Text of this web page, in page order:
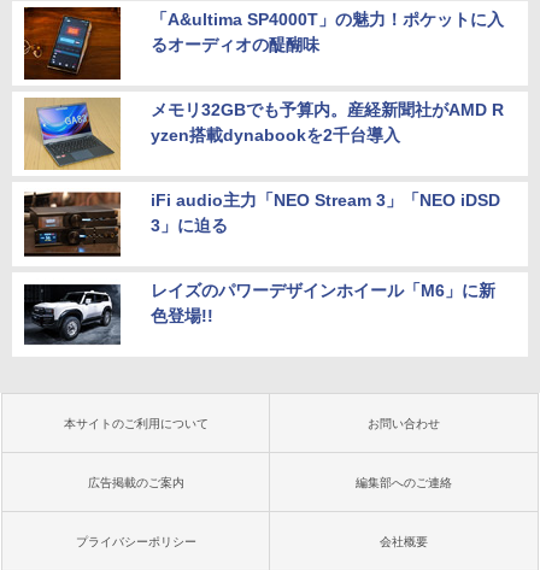
「A&ultima SP4000T」の魅力！ポケットに入
るオーディオの醍醐味
メモリ32GBでも予算内。産経新聞社がAMD R
yzen搭載dynabookを2千台導入
iFi audio主力「NEO Stream 3」「NEO iDSD
3」に迫る
レイズのパワーデザインホイール「M6」に新
色登場!!
本サイトのご利用について お問い合わせ
広告掲載のご案内 編集部へのご連絡
プライバシーポリシー 会社概要